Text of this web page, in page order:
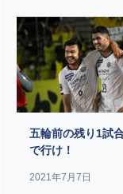
五輪前の残り1試
で行け！
2021年7月7日